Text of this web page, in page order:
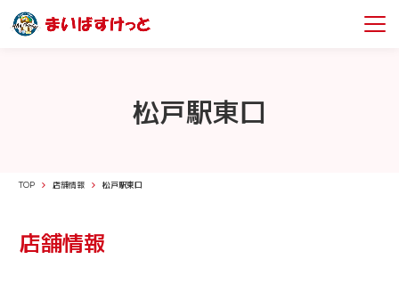
松戸駅東口
TOP 店舗情報 松戸駅東口
店舗情報